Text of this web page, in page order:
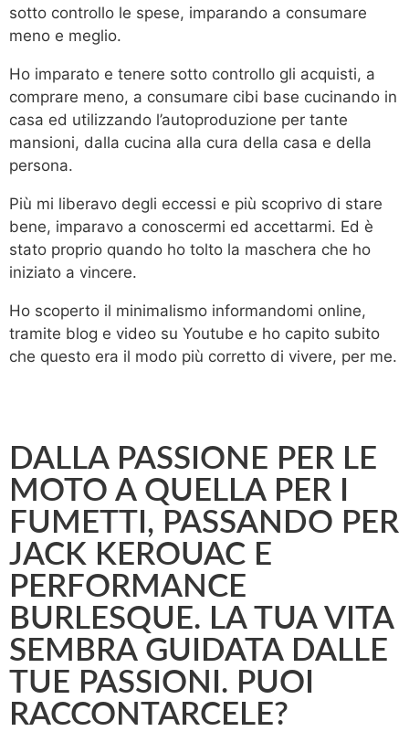
sotto controllo le spese, imparando a consumare
meno e meglio.
Ho imparato e tenere sotto controllo gli acquisti, a
comprare meno, a consumare cibi base cucinando in
casa ed utilizzando l’autoproduzione per tante
mansioni, dalla cucina alla cura della casa e della
persona.
Più mi liberavo degli eccessi e più scoprivo di stare
bene, imparavo a conoscermi ed accettarmi. Ed è
stato proprio quando ho tolto la maschera che ho
iniziato a vincere.
Ho scoperto il minimalismo informandomi online,
tramite blog e video su Youtube e ho capito subito
che questo era il modo più corretto di vivere, per me.
DALLA PASSIONE PER LE
MOTO A QUELLA PER I
FUMETTI, PASSANDO PER
JACK KEROUAC E
PERFORMANCE
BURLESQUE. LA TUA VITA
SEMBRA GUIDATA DALLE
TUE PASSIONI. PUOI
RACCONTARCELE?